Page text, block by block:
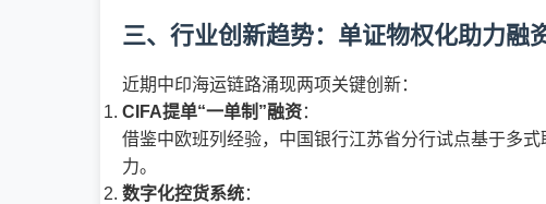
三、行业创新趋势：单证物权化助力融
近期中印海运链路涌现两项关键创新：
CIFA提单“一单制”融资：
借鉴中欧班列经验，中国银行江苏省分行试点基于多
力。
数字化控货系统：